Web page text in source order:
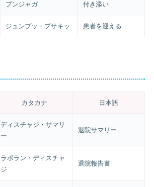
プンジャガ 付き添い
ジュンプッ・プサキッ 患者を迎える
カタカナ 日本語
ディスチャジ・サマリ
ー
退院サマリー
ラポラン・ディスチャ
ジ
退院報告書